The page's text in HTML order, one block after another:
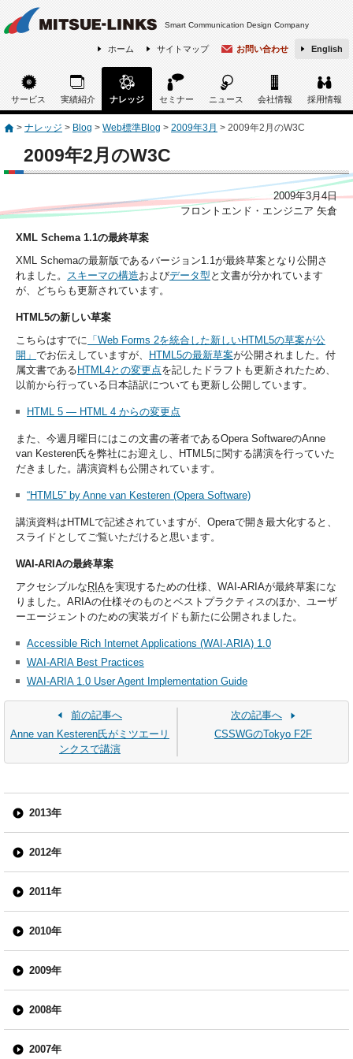
Smart Communication Design Company
ホーム サイトマップ お問い合わせ English
サービス 実績紹介 ナレッジ セミナー ニュース 会社情報 採用情報
> ナレッジ > Blog > Web標準Blog > 2009年3月 > 2009年2月のW3C
2009年2月のW3C
2009年3月4日
フロントエンド・エンジニア 矢倉
XML Schema 1.1の最終草案
XML Schemaの最新版であるバージョン1.1が最終草案となり公開さ
れました。 スキーマの構造およびデータ型 と文書が分かれています
が、どちらも更新されています。
HTML5の新しい草案
こちらはすでに 「Web Forms 2を統合した新しいHTML5の草案が公
開」 でお伝えしていますが、 HTML5の最新草案が公開されました。付
属文書である HTML4との変更点を記したドラフトも更新されたため、
以前から行っている日本語訳についても更新し公開しています。
HTML 5 ― HTML 4 からの変更点
また、今週月曜日にはこの文書の著者であるOpera SoftwareのAnne
van Kesteren氏を弊社にお迎えし、HTML5に関する講演を行っていた
だきました。講演資料も公開されています。
“HTML5” by Anne van Kesteren (Opera Software)
講演資料はHTMLで記述されていますが、Operaで開き最大化すると、
スライドとしてご覧いただけると思います。
WAI-ARIAの最終草案
アクセシブルな RIAを実現するための仕様、WAI-ARIAが最終草案にな
りました。ARIAの仕様そのものとベストプラクティスのほか、ユーザ
ーエージェントのための実装ガイドも新たに公開されました。
Accessible Rich Internet Applications (WAI-ARIA) 1.0
WAI-ARIA Best Practices
WAI-ARIA 1.0 User Agent Implementation Guide
前の記事へ
Anne van Kesteren氏がミツエーリ
ンクスで講演
次の記事へ
CSSWGのTokyo F2F
2013年
2012年
2011年
2010年
2009年
2008年
2007年